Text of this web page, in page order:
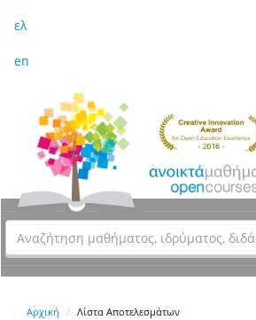
ελ
en
Αρχική Λίστα Αποτελεσμάτων